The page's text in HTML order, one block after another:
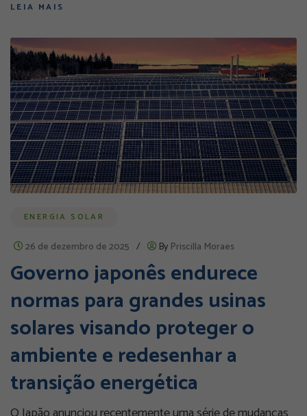
LEIA MAIS
ENERGIA SOLAR
26 de dezembro de 2025 / By Priscilla Moraes
Governo japonês endurece
normas para grandes usinas
solares visando proteger o
ambiente e redesenhar a
transição energética